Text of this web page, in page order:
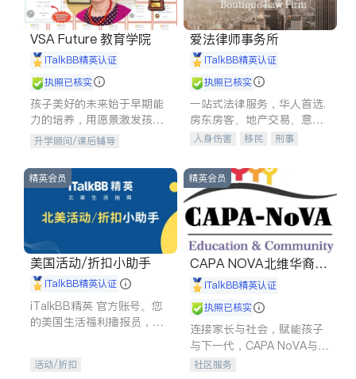
VSA Future 教育学院
iTalkBB精英认证
执照已核实
孩子美好的未来始于早期能
力的培养，用愿景激发孩子
的学习潜力和动力。理念：
拥有成长型心态是成功的基
石。
升学顾问/课后辅导
爱法律师事务所
iTalkBB精英认证
执照已核实
一站式法律服务，华人首选.
房东房客、地产交易、意外
伤害、车祸重伤、商业诉
建筑合同、刑事案件全包办
人身伤害 移民
刑事
信托/遗嘱
商业
索赔
律师-其它 保释
精英会员
美国活动/折扣小助手
iTalkBB精英认证
iTalkBB精英 官方账号。您
的美国生活福利播报员，精
专属福利。
活动/折扣
精英会员
CAPA NOVA北维华裔家
长会iTalkBB精英认证
执照已核实
连接家长与社会，赋能孩子
与下一代，CAPA NoVA与您
携手建设包容、公平、充满
社区服务